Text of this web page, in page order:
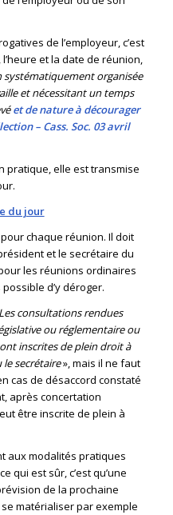
de l’employeur, c’est
et la date de réunion,
organisée
et nécessitant un temps
et de nature à décourager
– Cass. Soc. 03 avril
pratique, elle est transmise
du jour
chaque réunion. Il doit
et le secrétaire du
les réunions ordinaires
d’y déroger.
Les consultations rendues
ou réglementaire ou
inscrites de plein droit à
secrétaire», mais il ne faut
cas de désaccord constaté
après concertation
être inscrite de plein à
aux modalités pratiques
qui est sûr, c’est qu’une
de la prochaine
matérialiser par exemple